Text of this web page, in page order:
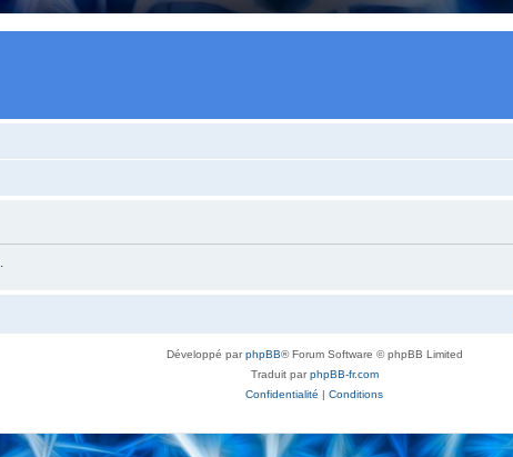
Développé parphpBB® Forum Software © phpBB Limited
Traduit parphpBB-fr.com
Confidentialité | Conditions